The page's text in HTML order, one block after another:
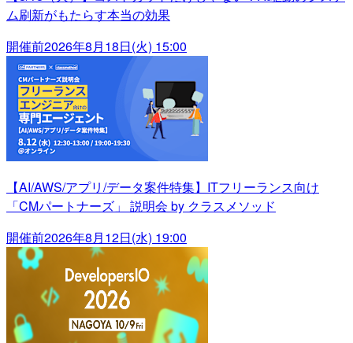
ム刷新がもたらす本当の効果
開催前2026年8月18日(火) 15:00
【AI/AWS/アプリ/データ案件特集】ITフリーランス向け
「CMパートナーズ」 説明会 by クラスメソッド
開催前2026年8月12日(水) 19:00